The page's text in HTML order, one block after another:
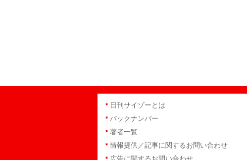
日刊サイゾーとは
バックナンバー
著者一覧
情報提供／記事に関するお問い合わせ